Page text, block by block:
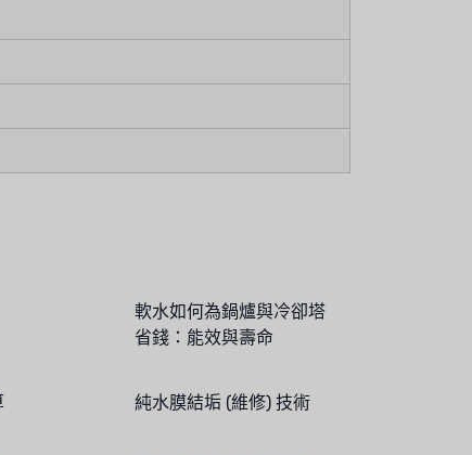
軟水如何為鍋爐與冷卻塔
省錢：能效與壽命
純水膜結垢 (維修) 技術